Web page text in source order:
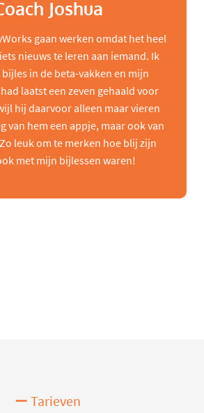
Joshua
gaan werken omdat het heel
nieuws te leren aan iemand. Ik
in de beta-vakken en mijn
laatst een zeven gehaald voor
hij daarvoor alleen maar vieren
van hem een appje, maar ook van
leuk om te merken hoe blij zijn
met mijn bijlessen waren!
Tarieven